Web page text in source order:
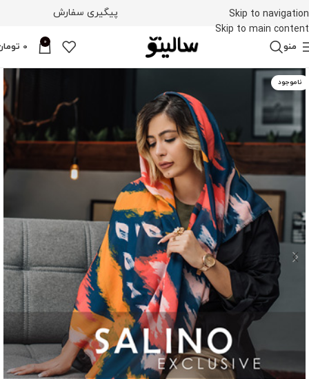
Skip to navigation
Skip to main content
پیگیری سفارش
منو 0
0
ناموجود